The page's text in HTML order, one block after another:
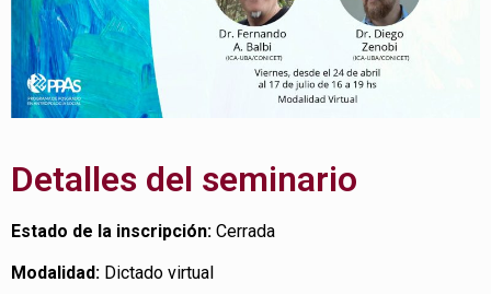
Detalles del seminario
Estado de la inscripción: Cerrada
Modalidad: Dictado virtual